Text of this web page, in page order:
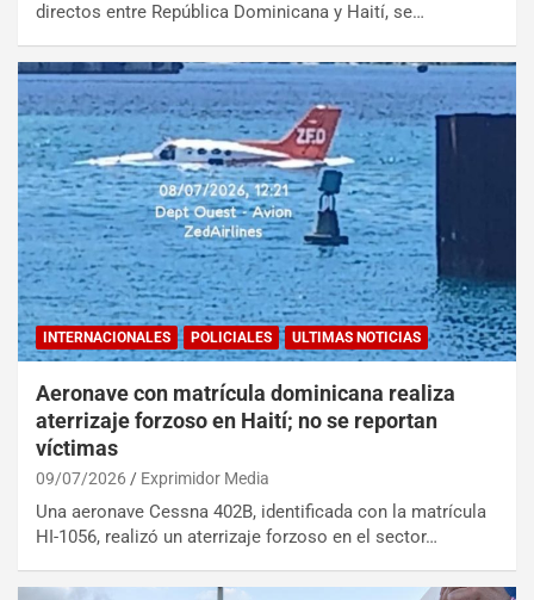
directos entre República Dominicana y Haití, se…
INTERNACIONALES POLICIALES ULTIMAS NOTICIAS
Aeronave con matrícula dominicana realiza
aterrizaje forzoso en Haití; no se reportan
víctimas
09/07/2026 Exprimidor Media
Una aeronave Cessna 402B, identificada con la matrícula
HI-1056, realizó un aterrizaje forzoso en el sector…